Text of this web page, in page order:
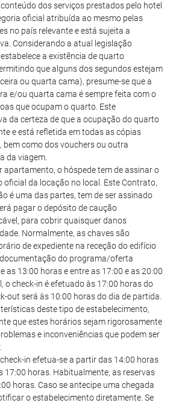
dos serviços prestados pelo hotel
oficial atribuída ao mesmo pelas
no país relevante e está sujeita a
Considerando a atual legislação
a existência de quarto
que alguns dos segundos estejam
ou quarta cama), presume-se que a
e/ou quarta cama é sempre feita com o
que ocupam o quarto. Este
da certeza de que a ocupação do quarto
e está refletida em todas as cópias
bem como dos vouchers ou outra
da viagem.
apartamento, o hóspede tem de assinar o
da locação no local. Este Contrato,
é uma das partes, tem de ser assinado
pagar o depósito de caução
para cobrir quaisquer danos
Normalmente, as chaves são
de expediente na receção do edifício
do programa/oferta
as 13:00 horas e entre as 17:00 e as 20:00
o check-in é efetuado às 17:00 horas do
out será às 10:00 horas do dia de partida.
deste tipo de estabelecimento,
que estes horários sejam rigorosamente
e inconveniências que podem ser
in efetua-se a partir das 14:00 horas
17:00 horas. Habitualmente, as reservas
horas. Caso se antecipe uma chegada
o estabelecimento diretamente. Se